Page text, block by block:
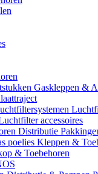
Gaskleppen &
accessoires
Distributie
poelies Kleppen &
& Toebehoren